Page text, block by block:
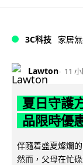
3C科技 家居
Lawton 11
夏日守護
品限時優
伴隨着盛夏燦爛
然而，父母在忙